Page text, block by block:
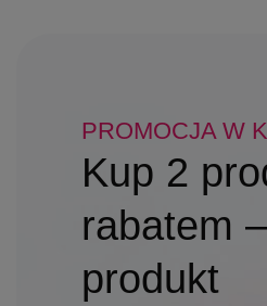
PROMOCJA W
Kup 2
rabatem
produkt
DO 31.08
Produkty
–15%
SZKOLNY
Patent na
Butelki,